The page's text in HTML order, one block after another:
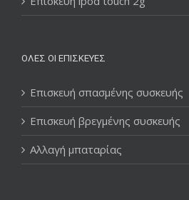
ΌΛΕΣ ΟΙ ΕΠΙΣΚΕΥΈΣ
Επισκευή σπασμένης συσκευής
Επισκευή βρεγμένης συσκευής
Αλλαγή μπαταρίας